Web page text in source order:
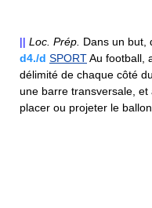
|| Loc. Prép. Dans un but,
d4./d SPORTAu football,
délimité de chaque côté
une barre transversale,
placer ou projeter le